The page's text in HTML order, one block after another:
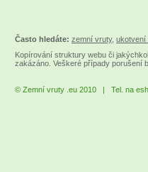
Často hledáte: zemní vruty, ukotvení
Kopírování struktury webu či
zakázáno. Veškeré případy porušení
© Zemní vruty .eu 2010 | Tel. na